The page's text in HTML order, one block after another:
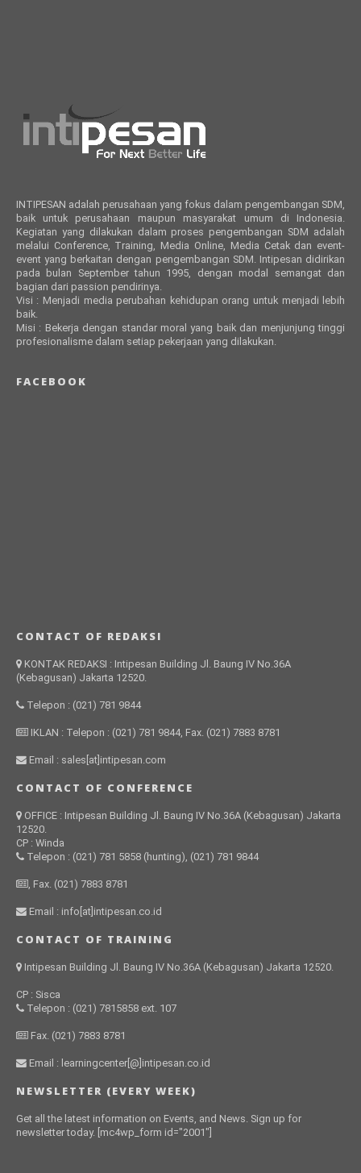
INTIPESAN adalah perusahaan yang fokus dalam pengembangan SDM,
baik untuk perusahaan maupun masyarakat umum di Indonesia.
Kegiatan yang dilakukan dalam proses pengembangan SDM adalah
melalui Conference, Training, Media Online, Media Cetak dan event-
event yang berkaitan dengan pengembangan SDM. Intipesan didirikan
pada bulan September tahun 1995, dengan modal semangat dan
bagian dari passion pendirinya.
Visi : Menjadi media perubahan kehidupan orang untuk menjadi lebih
baik.
Misi : Bekerja dengan standar moral yang baik dan menjunjung tinggi
profesionalisme dalam setiap pekerjaan yang dilakukan.
FACEBOOK
CONTACT OF REDAKSI
KONTAK REDAKSI : Intipesan Building Jl. Baung IV No.36A
(Kebagusan) Jakarta 12520.
Telepon : (021) 781 9844
IKLAN : Telepon : (021) 781 9844, Fax. (021) 7883 8781
Email : sales[at]intipesan.com
CONTACT OF CONFERENCE
OFFICE : Intipesan Building Jl. Baung IV No.36A (Kebagusan) Jakarta
12520.
CP : Winda
Telepon : (021) 781 5858 (hunting), (021) 781 9844
, Fax. (021) 7883 8781
Email : info[at]intipesan.co.id
CONTACT OF TRAINING
Intipesan Building Jl. Baung IV No.36A (Kebagusan) Jakarta 12520.
CP : Sisca
Telepon : (021) 7815858 ext. 107
Fax. (021) 7883 8781
Email : learningcenter[@]intipesan.co.id
NEWSLETTER (EVERY WEEK)
Get all the latest information on Events, and News. Sign up for
newsletter today. [mc4wp_form id="2001"]